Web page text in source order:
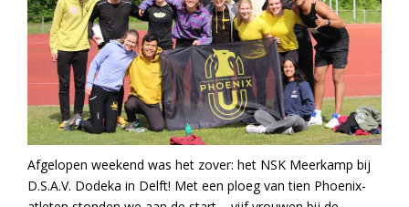
Afgelopen weekend was het zover: het NSK Meerkamp bij
D.S.A.V. Dodeka in Delft! Met een ploeg van tien Phoenix-